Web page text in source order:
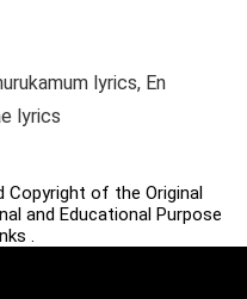
lyrics, En
lyrics
Copyright of the Original
and Educational Purpose
.